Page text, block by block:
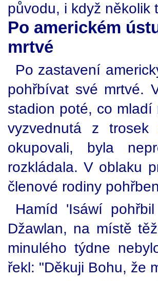
původu, i když několik
Po americkém
mrtvé
Po zastavení
pohřbívat své mrtvé.
stadion poté, co mladí
vyzvednutá z
okupovali, byla
rozkládala. V oblaku
členové rodiny
Hamíd 'Isáwí
Džawlan, na místě
minulého týdne
řekl: "Děkuji Bohu, že